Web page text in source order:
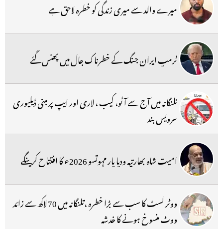
میرے والد سے میری زندگی کو خطرہ لاحق ہے
ٹرمپ ایران جنگ کے خطرناک جال میں پھنس گئے
تلنگانہ میں آج سے آٹو، کیب ، لاری اور ایپ پر مبنی ڈیلیوری
سرویس بند
امیت شاہ بھارتیہ ودیا پار مہوتسو 2026ء کا افتتاح کرینگے
ووٹر لسٹ کا سب سے بڑا خطرہ ،تلنگانہ میں 70 لاکھ سے زائد
ووٹ منسوخ ہونے کا خدشہ